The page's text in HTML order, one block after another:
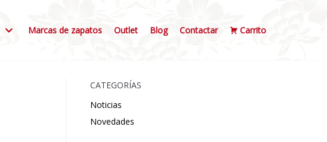
Marcas de zapatos Outlet Blog Contactar Carrito
CATEGORÍAS
Noticias
Novedades